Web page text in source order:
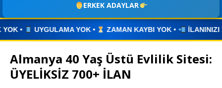
ERKEK ADAYLAR
• ZAMAN KAYBI YOK • İLANINIZI YAYINLAYIN •
Almanya 40 Yaş Üstü Evlilik Sitesi:
ÜYELİKSİZ 700+ İLAN